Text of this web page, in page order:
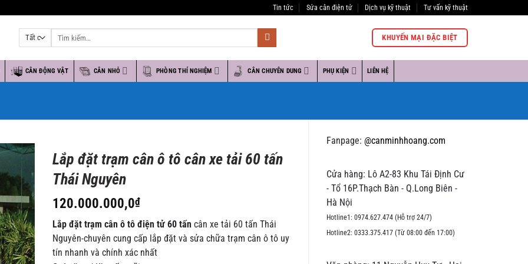
Tin tức Sửa cân điện tử Dịch vụ kỹ thuật Tư vấn kỹ thuật
KHUYẾN MẠI ĐẶC BIỆT
CÂN ĐỘNG VẬT CÂN NHỎ PHÒNG THÍ NGHIỆM CÂN CHUYÊN DUNG PHỤ KIỆN LIÊN HỆ
Fanpage: @canminhhoang.com
Cửa hàng: Lô A2-83 Khu Tái Định Cư
- Tổ 16P.Thạch Bàn - Q.Long Biên -
Hà Nội
Hotline1: 0974.627.474 (Hỗ trợ 24/7)
Hotline2: 0333.375.417 (Từ 08:00 đến 17:00)
Lắp đặt trạm cân ô tô cân xe tải 60 tấn
Thái Nguyên
120.000.000,0₫
Lắp đặt trạm cân ô tô điện tử 60 tấn cân xe tải 60 tấn Thái
Nguyên-chuyên cung cấp lắp đặt và sửa chữa trạm cân ô tô uy
tín nhanh và chính xác nhất